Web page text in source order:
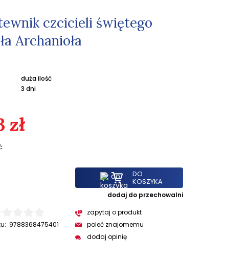
czcicieli świętego
Archanioła
duża ilość
3 dni
zł
DO
KOSZYKA
dodaj do przechowalni
9788368475401
zapytaj o produkt
poleć znajomemu
dodaj opinię